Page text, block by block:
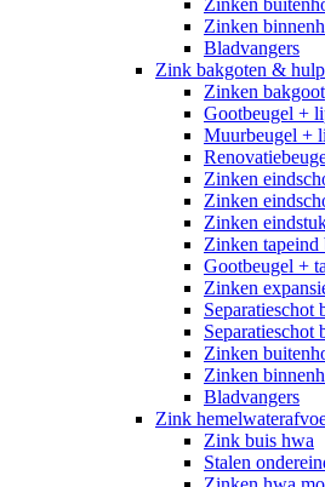
Zinken
Zinken
Bladvangers
Zink bakgoten &
Zinken bakgoot
Gootbeugel +
Muurbeugel +
Zinken
Zinken
Zinken
Zinken tapeind
Gootbeugel +
Zinken
Separatieschot
Separatieschot
Zinken
Zinken
Bladvangers
Zink
Zink buis hwa
Stalen